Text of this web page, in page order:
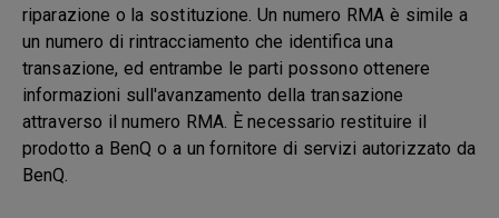
riparazione o la sostituzione. Un numero RMA è simile a
un numero di rintracciamento che identifica una
transazione, ed entrambe le parti possono ottenere
informazioni sull'avanzamento della transazione
attraverso il numero RMA. È necessario restituire il
prodotto a BenQ o a un fornitore di servizi autorizzato da
BenQ.